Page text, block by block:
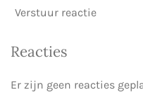
Verstuur reactie
Reacties
Er zijn geen reacties